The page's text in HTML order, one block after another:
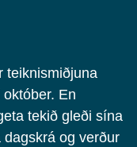
teiknismiðjuna
En
tekið gleði sína
og verður